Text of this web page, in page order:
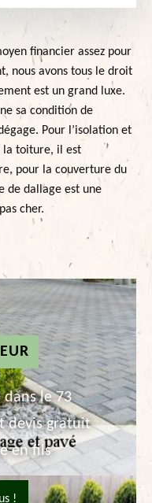
le 73
devis gratuit
en fils
!
financier assez pour
nous avons tous le droit
est un grand luxe.
sa condition de
Pour l’isolation et
la toiture, il est
pour la couverture du
de dallage est une
cher.